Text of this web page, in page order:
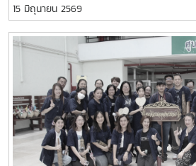
วิทยาศาสตร์การอาหาร หลักสูตรระดับบั
พยาบาลศาสตร์ ร่วมให้การต้อนรับ
ศาสตราจารย์สาขาวิชาวิศวกรรมเครื่อง
ด้านการพัฒนานักวิจัยรุ่นใหม่ จาก Mie
ญี่ปุ่น ในโอกาสเดินทางมาเยี่ยมชมคณะ
ร่วมมือทางวิชาการ ณ คณะวิศวกรรมแล
มหาวิทยาลัยแม่โจ้ในการนี้ ได้มีการนำเส
มหาวิทยาลัยและคณะฯ พร้อมแลกเปลี่ยน
ร่วมมือด้านวิชาการ การวิจัย และการแล
15 มิถุนายน 2569